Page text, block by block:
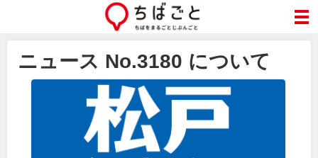
ニュース No.3180 について